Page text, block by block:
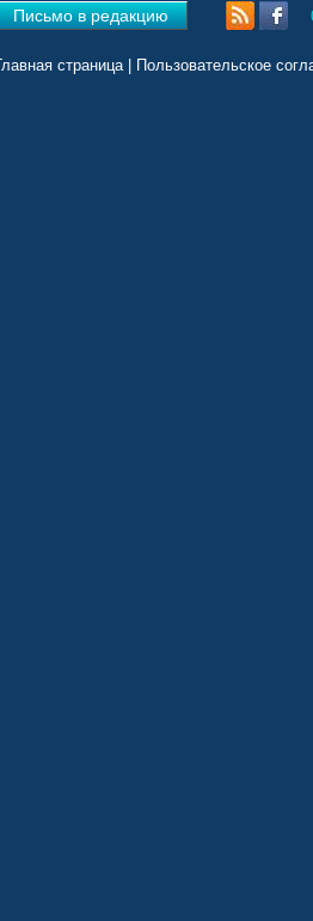
Письмо в редакцию
Главная страница| Пользовательское